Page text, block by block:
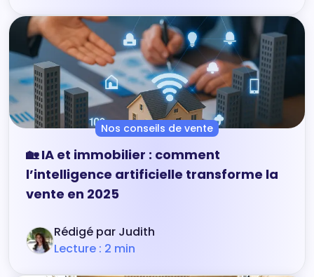
Nos conseils de vente
🏡 IA et immobilier : comment
l’intelligence artificielle transforme la
vente en 2025
Rédigé par Judith
Lecture : 2 min